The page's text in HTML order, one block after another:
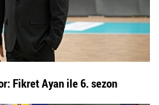
Fikret Ayan ile 6. sezon